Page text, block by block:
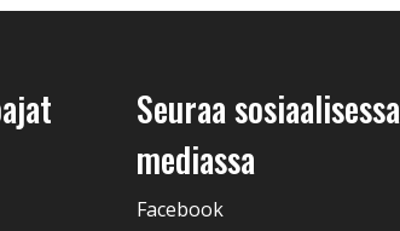
Seuraa sosiaalisessa
mediassa
Facebook